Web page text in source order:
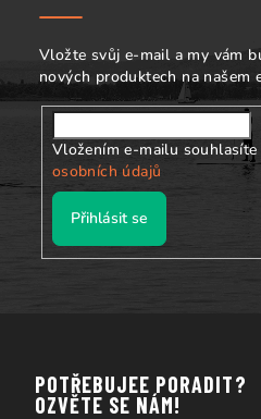
Vložte svůj e-mail a my vám
nových produktech na našem
Vložením e-mailu souhlasíte
osobních údajů
Přihlásit se
POTŘEBUJEE PORADIT?
OZVĚTE SE NÁM!